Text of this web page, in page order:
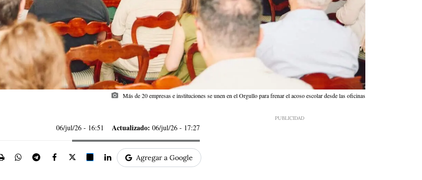
photo_camera Más de 20 empresas e instituciones se unen en el Orgullo para frenar el acoso escolar desde las oficinas
06/jul/26 - 16:51 Actualizado: 06/jul/26 - 17:27
Agregar a Google